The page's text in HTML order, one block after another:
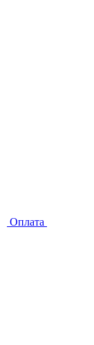
Оплата